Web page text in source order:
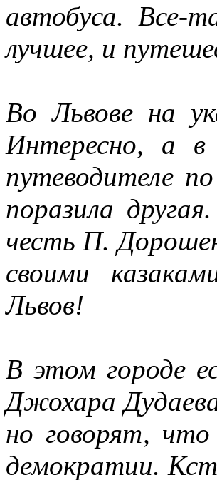
автобуса. Все-
лучшее, и
Во Львове на
Интересно, а
путеводителе
поразила
честь П.
своими
Львов!
В этом городе
Джохара
но говорят, что
демократии.